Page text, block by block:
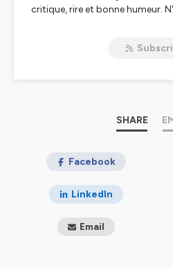
critique, rire et bonne humeur.
Hébergé par Ausha. Visitez
SHARE
Facebook
LinkedIn
Email